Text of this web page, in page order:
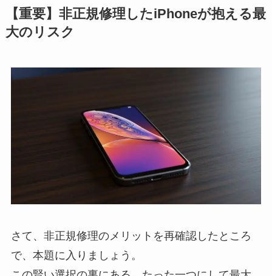
【重要】非正規修理したiPhoneが抱える最
大のリスク
さて、非正規修理のメリットを再確認したところ
で、本題に入りましょう。